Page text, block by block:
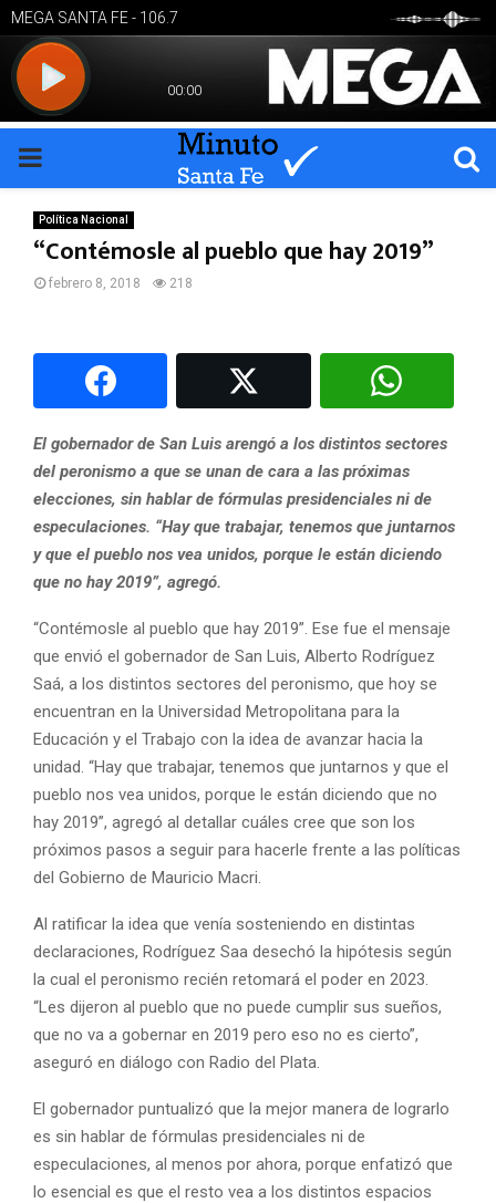
PRIMARY
MENU
Política Nacional
“Contémosle al pueblo que hay 2019”
febrero 8, 2018 218
El gobernador de San Luis arengó a los distintos sectores
del peronismo a que se unan de cara a las próximas
elecciones, sin hablar de fórmulas presidenciales ni de
especulaciones. “Hay que trabajar, tenemos que juntarnos
y que el pueblo nos vea unidos, porque le están diciendo
que no hay 2019”, agregó.
“Contémosle al pueblo que hay 2019”. Ese fue el mensaje
que envió el gobernador de San Luis, Alberto Rodríguez
Saá, a los distintos sectores del peronismo, que hoy se
encuentran en la Universidad Metropolitana para la
Educación y el Trabajo con la idea de avanzar hacia la
unidad. “Hay que trabajar, tenemos que juntarnos y que el
pueblo nos vea unidos, porque le están diciendo que no
hay 2019”, agregó al detallar cuáles cree que son los
próximos pasos a seguir para hacerle frente a las políticas
del Gobierno de Mauricio Macri.
Al ratificar la idea que venía sosteniendo en distintas
declaraciones, Rodríguez Saa desechó la hipótesis según
la cual el peronismo recién retomará el poder en 2023.
“Les dijeron al pueblo que no puede cumplir sus sueños,
que no va a gobernar en 2019 pero eso no es cierto”,
aseguró en diálogo con Radio del Plata.
El gobernador puntualizó que la mejor manera de lograrlo
es sin hablar de fórmulas presidenciales ni de
especulaciones, al menos por ahora, porque enfatizó que
lo esencial es que el resto vea a los distintos espacios